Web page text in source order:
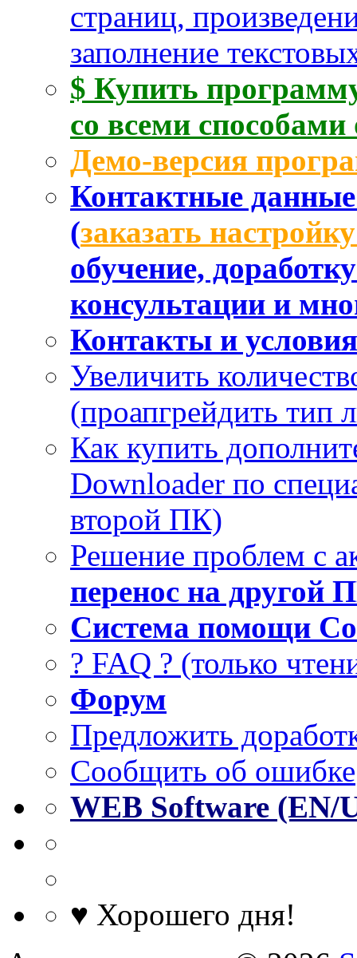
страниц,
заполнение
$ Купить
со всеми
Демо-версия
Контактные данные
(заказать
обучение,
консультации и
Контакты и
Увеличить
(проапгрейдить тип
Как купить
Downloader по
второй ПК)
Решение проблем с
перенос на другой
Система помощи
? FAQ ? (только
Форум
Предложить
Сообщить об ошибке
WEB Software (EN/
♥ Хорошего дня!